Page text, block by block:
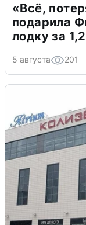
«Всё,
подарила
лодку за
5 августа 201